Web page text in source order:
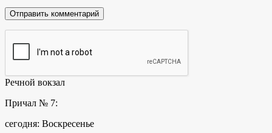
Речной вокзал
Причал № 7:
сегодня: Воскресенье